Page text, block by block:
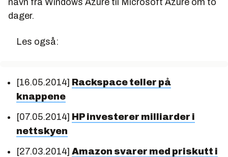
dager.
Les også:
[16.05.2014] Rackspace teller på
knappene
[07.05.2014] HP investerer milliarder i
nettskyen
[27.03.2014] Amazon svarer med priskutt i